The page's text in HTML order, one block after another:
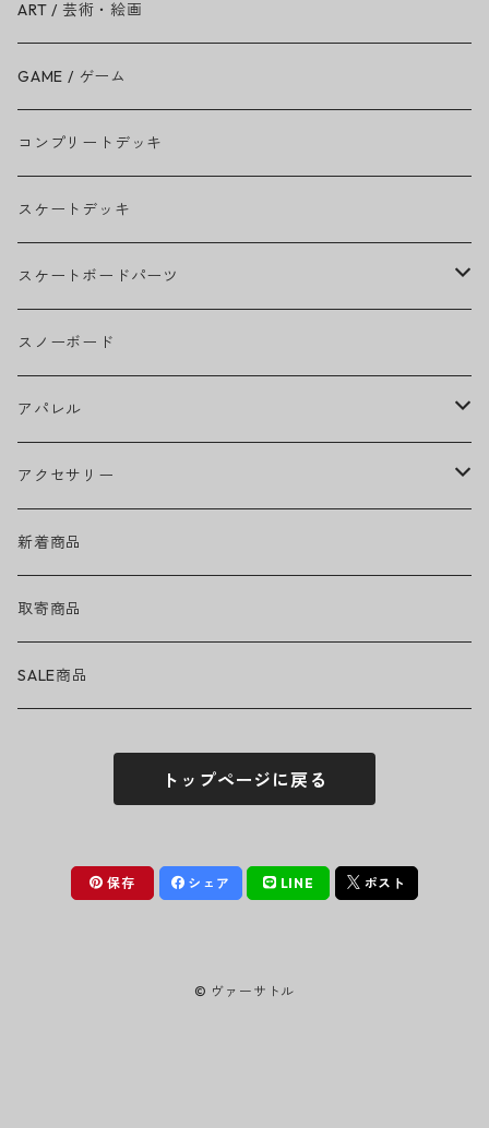
BAD RELIGION
BEASTIE BOYS
THE BEATLES
BILLIE EILISH
BOB MARLEY
CAMILA CABELLO
Ed Sheeran
EMINEM
GREEN DAY
GUNS N' ROSES
LADY GAGA
MICHAEL JACKSON
MY CHEMICAL ROMANCE
ART / 芸術・絵画
GAME / ゲーム
コンプリートデッキ
スケートデッキ
スケートボードパーツ
グリップテープ
ウィール
ベアリング
トラック
ヘルメット・プロテクター
アクセサリー・小物
スノーボード
アパレル
ヘッドウェア
キャップ
ハット
ネックウェア
トップス
Tシャツ・ロングTシャツ
ボトムス
パンツ・ズボン
アクセサリー
ハードグッズ
バッグ・ポーチ
サングラス
フィギュア
新着商品
取寄商品
SALE商品
トップページに戻る
保存 シェア LINE ポスト
© ヴァーサトル